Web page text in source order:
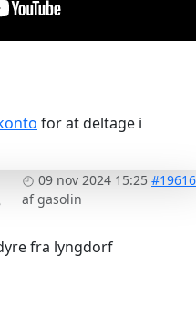
for at deltage i
09 nov 2024 15:25 #19616
afgasolin
fra lyngdorf